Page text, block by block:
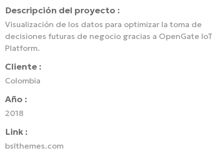
Descripción del proyecto :
Visualización de los datos para optimizar la toma de
decisiones futuras de negocio gracias a OpenGate IoT
Platform.
Cliente :
Colombia
Año :
2018
Link :
bslthemes.com